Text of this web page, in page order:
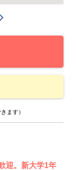
ます）
迎。新大学1年